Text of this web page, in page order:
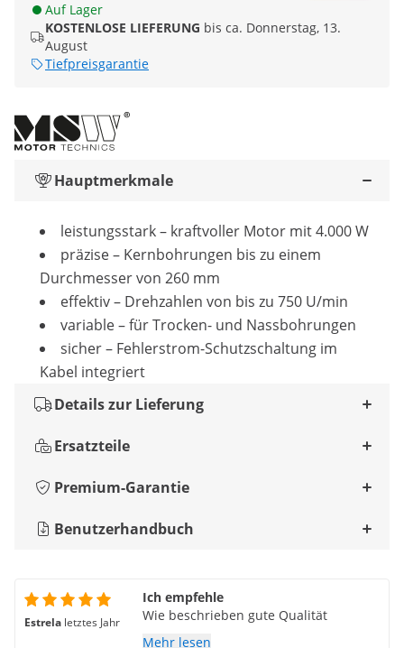
Auf Lager
KOSTENLOSE LIEFERUNG bis ca. Donnerstag, 13.
August
Tiefpreisgarantie
Hauptmerkmale
leistungsstark – kraftvoller Motor mit 4.000 W
präzise – Kernbohrungen bis zu einem
Durchmesser von 260 mm
effektiv – Drehzahlen von bis zu 750 U/min
variable – für Trocken- und Nassbohrungen
sicher – Fehlerstrom-Schutzschaltung im
Kabel integriert
Details zur Lieferung
Ersatzteile
Premium-Garantie
Benutzerhandbuch
Estrela letztes Jahr
Ich empfehle
Wie beschrieben gute Qualität
Mehr lesen